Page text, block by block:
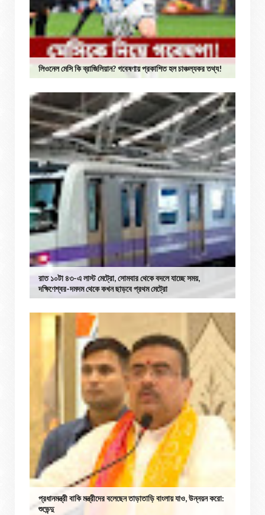
লিওনেল মেসি কি ব্রাজিলিয়ান? গবেষণায় প্রকাশিত হল চাঞ্চল্যকর তথ্য!
রাত ১০টা ৪৩-এ লাস্ট মেট্রো, সোমবার থেকে বদলে যাচ্ছে সময়,
দক্ষিণেশ্বর-দমদম থেকে কখন ছাড়বে প্রথম মেট্রো
প্রধানমন্ত্রী বাকি মন্ত্রীদের বলেছেন তাড়াতাড়ি বাংলায় যাও, উন্নয়ন করো:
শুভেন্দু